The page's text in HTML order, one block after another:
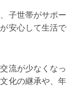
子世帯がサポー
安心して生活で
流が少なくなっ
化の継承や、年